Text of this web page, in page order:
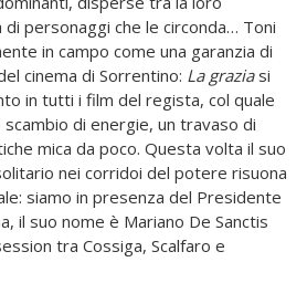
personaggi che le circonda… Toni
in campo come una garanzia di
cinema di Sorrentino: La graziasi
in tutti i film del regista, col quale
di energie, un travaso di
mica da poco. Questa volta il suo
nei corridoi del potere risuona
siamo in presenza del Presidente
il suo nome è Mariano De Sanctis
tra Cossiga, Scalfaro e